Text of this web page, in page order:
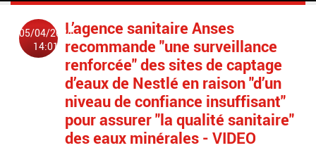
05/04/2024
14:01
L’agence sanitaire Anses
recommande "une surveillance
renforcée" des sites de captage
d’eaux de Nestlé en raison "d’un
niveau de confiance insuffisant"
pour assurer "la qualité sanitaire"
des eaux minérales - VIDEO